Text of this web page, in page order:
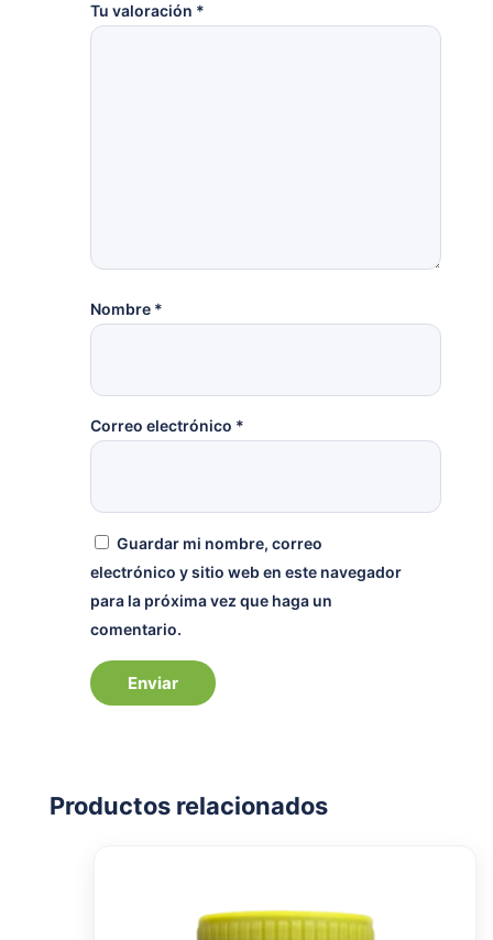
Tu valoración *
Nombre *
Correo electrónico *
Guardar mi nombre, correo
electrónico y sitio web en este navegador
para la próxima vez que haga un
comentario.
Productos relacionados